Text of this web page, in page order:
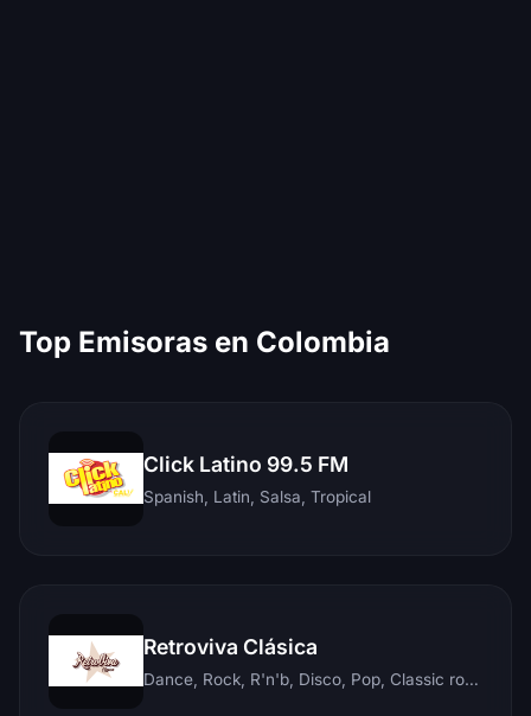
Top Emisoras en Colombia
Click Latino 99.5 FM
Spanish, Latin, Salsa, Tropical
Retroviva Clásica
Dance, Rock, R'n'b, Disco, Pop, Classic rock, Techno, Reggae